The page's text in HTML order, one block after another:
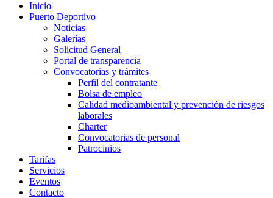
Inicio
Puerto Deportivo
Noticias
Galerías
Solicitud General
Portal de transparencia
Convocatorias y trámites
Perfil del contratante
Bolsa de empleo
Calidad medioambiental y prevención de riesgos
laborales
Charter
Convocatorias de personal
Patrocinios
Tarifas
Servicios
Eventos
Contacto